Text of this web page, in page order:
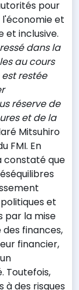
pour
et
et inclusive.
dans la
au cours
restée
réserve de
et de la
Mitsuhiro
FMI. En
constaté que
et
par la mise
finances,
financier,
Toutefois,
des risques